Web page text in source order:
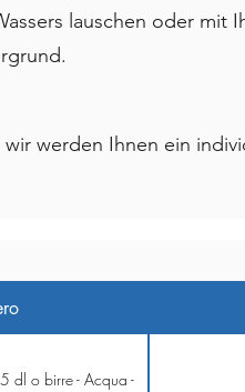
lauschen oder mit
werden Ihnen ein
dl o birre - Acqua -